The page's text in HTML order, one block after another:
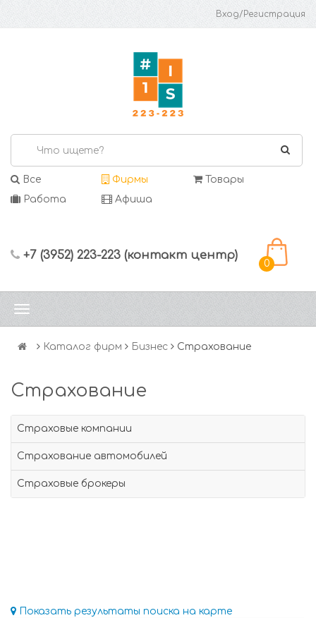
Вход/Регистрация
Все Фирмы
Товары
Работа
Афиша
+7 (3952) 223-223 (контакт центр)
0
Каталог фирм Бизнес Страхование
Страхование
Страховые компании
Страхование автомобилей
Страховые брокеры
Показать результаты поиска на карте